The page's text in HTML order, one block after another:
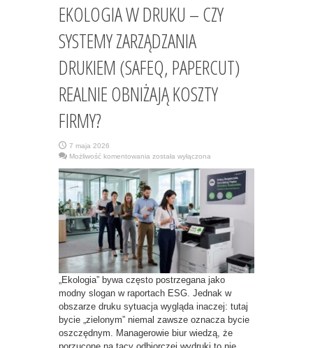
EKOLOGIA W DRUKU – CZY
SYSTEMY ZARZĄDZANIA
DRUKIEM (SAFEQ, PAPERCUT)
REALNIE OBNIŻAJĄ KOSZTY
FIRMY?
7 maja 2026
Możliwość komentowania EKOLOGIA
DRUKU
SYSTEMY
ZARZĄDZANIA
DRUKIEM
(SAFEQ,
PAPERCUT)
REALNIE
OBNIŻAJĄ
KOSZTY
FIRMY?
została wyłączona
„Ekologia” bywa często postrzegana jako
modny slogan w raportach ESG. Jednak w
obszarze druku sytuacja wygląda inaczej: tutaj
bycie „zielonym” niemal zawsze oznacza bycie
oszczędnym. Managerowie biur wiedzą, że